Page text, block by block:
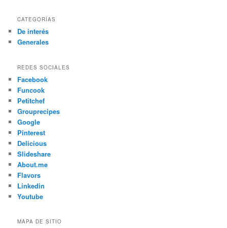
CATEGORÍAS
De interés
Generales
REDES SOCIALES
Facebook
Funcook
Petitchef
Grouprecipes
Google
Pinterest
Delicious
Slideshare
About.me
Flavors
Linkedin
Youtube
MAPA DE SITIO